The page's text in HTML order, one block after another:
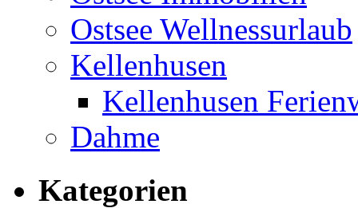
Ostsee Wellnessurlaub
Kellenhusen
Kellenhusen
Dahme
Kategorien